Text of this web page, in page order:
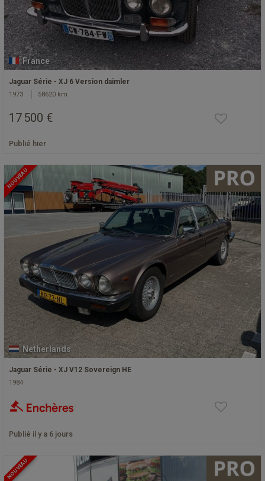
France
Jaguar Série - XJ 6 Version daimler
1973 58620 km
17 500 €
Publié hier
NOUVEAU
Netherlands
Jaguar Série - XJ V12 Sovereign HE
1984
Publié il y a 6 jours
NOUVEAU